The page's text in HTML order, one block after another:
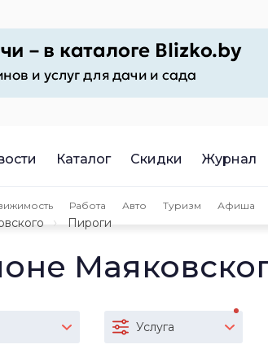
Каталог Скидки Журнал
Работа Авто Туризм Афиша
Пироги
Услуга